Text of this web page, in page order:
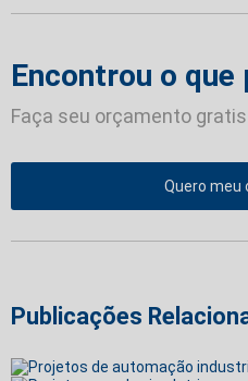
Encontrou o que
Faça seu orçamento
Quero meu
Publicações